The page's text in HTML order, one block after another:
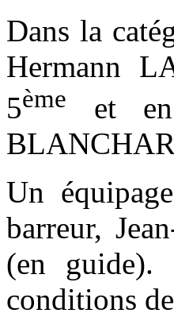
Dans la
Hermann
5ème
et
Un
barreur,
(en guide).
conditions